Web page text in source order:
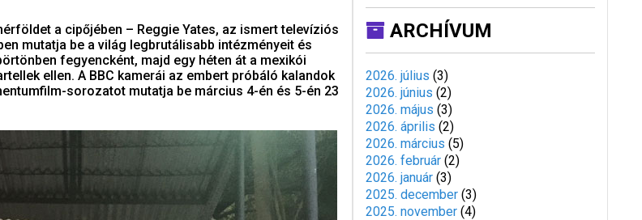
a cipőjében – Reggie Yates, az ismert televíziós
mutatja be a világ legbrutálisabb intézményeit és
fegyencként, majd egy héten át a mexikói
ellen. A BBC kamerái az embert próbáló kalandok
sorozatot mutatja be március 4-én és 5-én 23
ARCHÍVUM
2026. július (3)
2026. június (2)
2026. május (3)
2026. április (2)
2026. március (5)
2026. február (2)
2026. január (3)
2025. december (3)
2025. november (4)